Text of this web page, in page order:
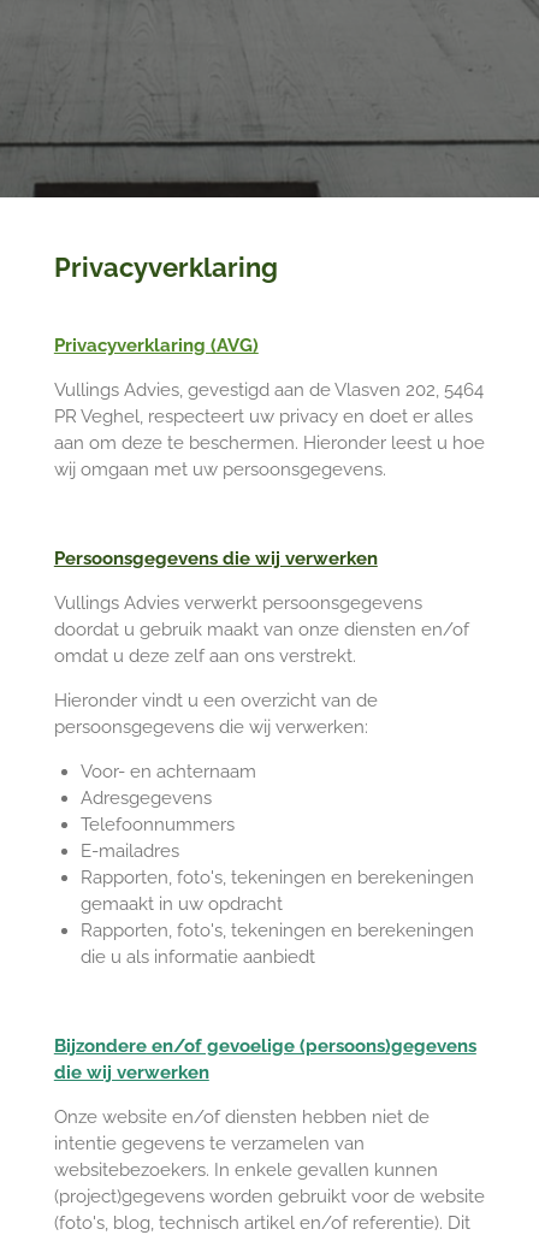
Privacyverklaring
Privacyverklaring (AVG)
Vullings Advies, gevestigd aan de Vlasven 202, 5464
PR Veghel, respecteert uw privacy en doet er alles
aan om deze te beschermen. Hieronder leest u hoe
wij omgaan met uw persoonsgegevens.
Persoonsgegevens die wij verwerken
Vullings Advies verwerkt persoonsgegevens
doordat u gebruik maakt van onze diensten en/of
omdat u deze zelf aan ons verstrekt.
Hieronder vindt u een overzicht van de
persoonsgegevens die wij verwerken:
Voor- en achternaam
Adresgegevens
Telefoonnummers
E-mailadres
Rapporten, foto's, tekeningen en berekeningen
gemaakt in uw opdracht
Rapporten, foto's, tekeningen en berekeningen
die u als informatie aanbiedt
Bijzondere en/of gevoelige (persoons)gegevens
die wij verwerken
Onze website en/of diensten hebben niet de
intentie gegevens te verzamelen van
websitebezoekers. In enkele gevallen kunnen
(project)gegevens worden gebruikt voor de website
(foto's, blog, technisch artikel en/of referentie). Dit